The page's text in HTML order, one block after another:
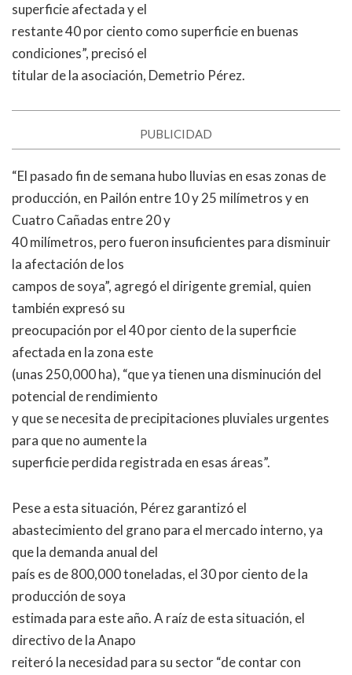
superficie afectada y el
restante 40 por ciento como superficie en buenas
condiciones”, precisó el
titular de la asociación, Demetrio Pérez.
PUBLICIDAD
“El pasado fin de semana hubo lluvias en esas zonas de
producción, en Pailón entre 10 y 25 milímetros y en
Cuatro Cañadas entre 20 y
40 milímetros, pero fueron insuficientes para disminuir
la afectación de los
campos de soya”, agregó el dirigente gremial, quien
también expresó su
preocupación por el 40 por ciento de la superficie
afectada en la zona este
(unas 250,000 ha), “que ya tienen una disminución del
potencial de rendimiento
y que se necesita de precipitaciones pluviales urgentes
para que no aumente la
superficie perdida registrada en esas áreas”.
Pese a esta situación, Pérez garantizó el
abastecimiento del grano para el mercado interno, ya
que la demanda anual del
país es de 800,000 toneladas, el 30 por ciento de la
producción de soya
estimada para este año. A raíz de esta situación, el
directivo de la Anapo
reiteró la necesidad para su sector “de contar con